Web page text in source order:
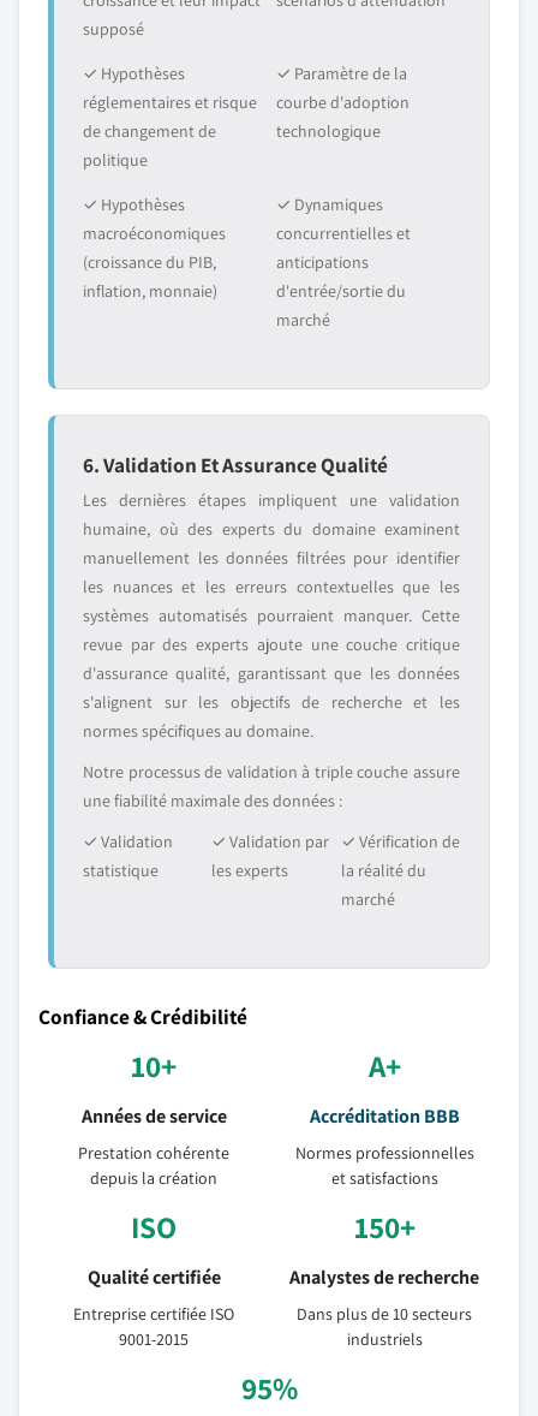
supposé
✓ Hypothèses
réglementaires et risque
de changement de
politique
✓ Paramètre de la
courbe d'adoption
technologique
✓ Hypothèses
macroéconomiques
(croissance du PIB,
inflation, monnaie)
✓ Dynamiques
concurrentielles et
anticipations
d'entrée/sortie du
marché
6. Validation Et Assurance Qualité
Les dernières étapes impliquent une validation
humaine, où des experts du domaine examinent
manuellement les données filtrées pour identifier
les nuances et les erreurs contextuelles que les
systèmes automatisés pourraient manquer. Cette
revue par des experts ajoute une couche critique
d'assurance qualité, garantissant que les données
s'alignent sur les objectifs de recherche et les
normes spécifiques au domaine.
Notre processus de validation à triple couche assure
une fiabilité maximale des données :
✓ Validation
statistique
✓ Validation par
les experts
✓ Vérification de
la réalité du
marché
Confiance & Crédibilité
10+
Années de service
Prestation cohérente
depuis la création
A+
Accréditation BBB
Normes professionnelles
et satisfactions
ISO
Qualité certifiée
Entreprise certifiée ISO
9001-2015
150+
Analystes de recherche
Dans plus de 10 secteurs
industriels
95%